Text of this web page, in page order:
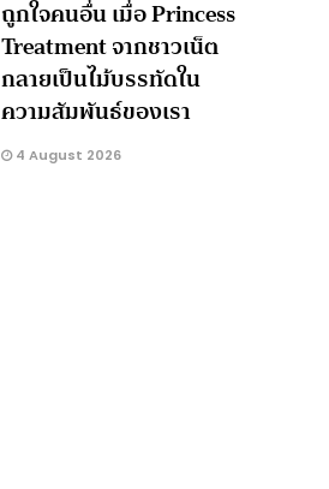
ถูกใจคนอื่น เมื่อ Princess
Treatment จากชาวเน็ต
กลายเป็นไม้บรรทัดใน
ความสัมพันธ์ของเรา
4 August 2026